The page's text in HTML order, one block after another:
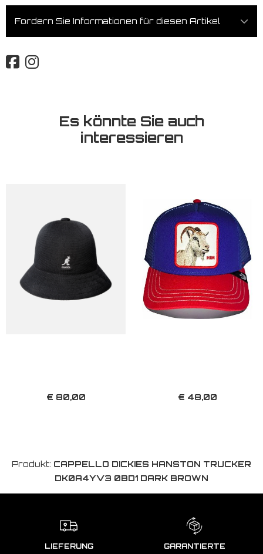
Fordern Sie Informationen für diesen Artikel
Es könnte Sie auch
interessieren
€ 80,00 € 48,00
Produkt: CAPPELLO DICKIES HANSTON TRUCKER
DK0A4YV3 0BD1 DARK BROWN
LIEFERUNG
GARANTIERTE